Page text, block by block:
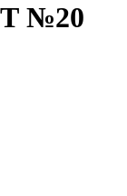
№20